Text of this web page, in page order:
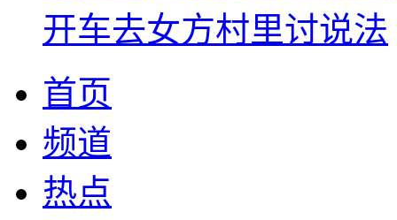
开车去女方村里讨说法
首页
频道
热点